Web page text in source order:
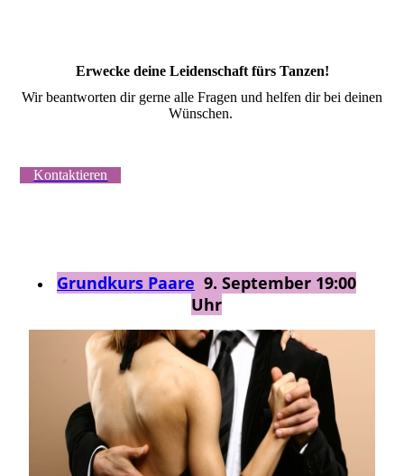
Erwecke deine Leidenschaft fürs Tanzen!
Wir beantworten dir gerne alle Fragen und helfen dir bei deinen
Wünschen.
Kontaktieren
Grundkurs Paare 9. September 19:00
Uhr